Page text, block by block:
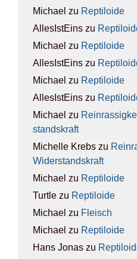
Michael zu Rep­ti­lo­ide
AllesIstEins zu
Michael zu Rep­ti­lo­ide
AllesIstEins zu
Michael zu Rep­ti­lo­ide
AllesIstEins zu
Michael zu
stands­kraft
Michelle Krebs zu
Wider­stands­kraft
Michael zu Rep­ti­lo­ide
Turtle zu Rep­ti­lo­ide
Michael zu Fleisch
Michael zu Rep­ti­lo­ide
Hans Jonas zu